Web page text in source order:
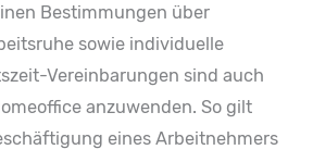
Bestimmungen über
sowie individuelle
Vereinbarungen sind auch
anzuwenden. So gilt
eines Arbeitnehmers